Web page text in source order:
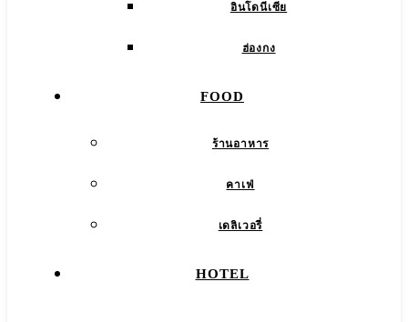
อินโดนีเซีย
ฮ่องกง
FOOD
ร้านอาหาร
คาเฟ่
เดลิเวอรี่
HOTEL